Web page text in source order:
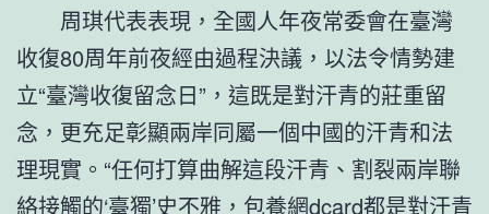
周琪代表表現，全國人年夜常委會在臺灣
收復80周年前夜經由過程決議，以法令情勢建
立“臺灣收復留念日”，這既是對汗青的莊重留
念，更充足彰顯兩岸同屬一個中國的汗青和法
理現實。“任何打算曲解這段汗青、割裂兩岸聯
絡接觸的‘臺獨’史不雅， 包養網dcard都是對汗青